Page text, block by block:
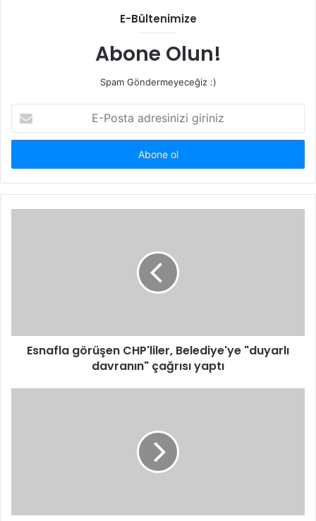
E-Bültenimize
Abone Olun!
Spam Göndermeyeceğiz :)
Posta
adresinizi
Esnafla görüşen CHP'liler, Belediye'ye "duyarlı
davranın" çağrısı yaptı